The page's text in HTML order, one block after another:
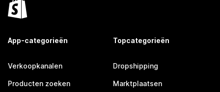
App-categorieën
Verkoopkanalen
Producten zoeken
Topcategorieën
Dropshipping
Marktplaatsen